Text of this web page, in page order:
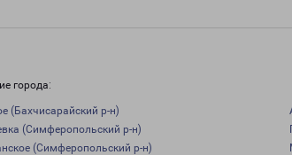
города:
(Бахчисарайский р-н)
(Симферопольский р-н)
(Симферопольский р-н)